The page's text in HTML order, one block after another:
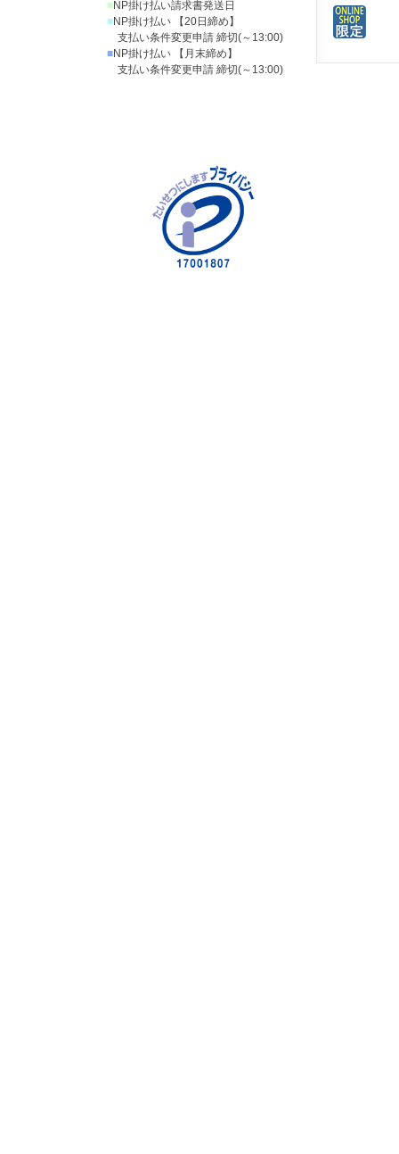
■NP掛け払い請求書発送日
■NP掛け払い 【20日締め】
支払い条件変更申請 締切(～13:00)
■NP掛け払い 【月末締め】
支払い条件変更申請 締切(～13:00)